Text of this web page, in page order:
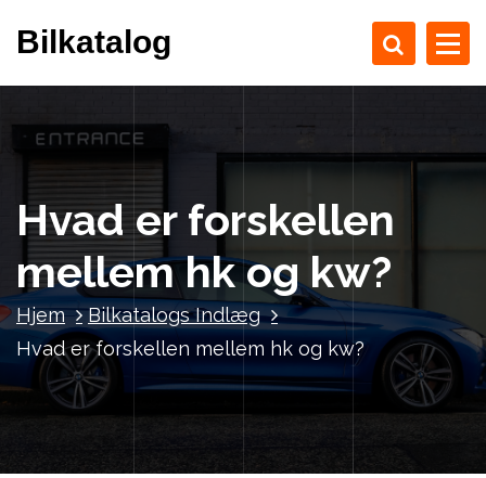
e
d
h
d
Bilkatalog
Hvad er forskellen
mellem hk og kw?
Hjem
Bilkatalogs Indlæg
Hvad er forskellen mellem hk og kw?